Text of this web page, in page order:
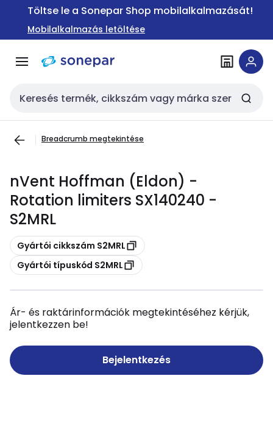
Ugrás a
Ugrás a
tartalomra
Töltse le a Sonepar Shop mobilalkalmazását!
Mobilalkalmazás letöltése
Keresési bemenet
Breadcrumb megtekintése
nVent Hoffman (Eldon) -
Rotation limiters SX140240 -
S2MRL
Másolás
Gyártói cikkszám S2MRL
Másolás
Gyártói típuskód S2MRL
Ár- és raktárinformációk megtekintéséhez kérjük,
jelentkezzen be!
Bejelentkezés